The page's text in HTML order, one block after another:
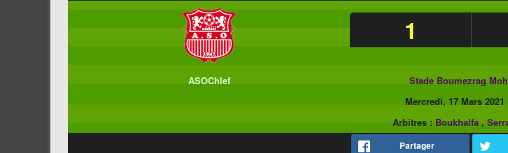
1
ASOChlef Stade Boumezrag
Mercredi, 17 Mars 2021
Arbitres : Boukhalfa,
Partager